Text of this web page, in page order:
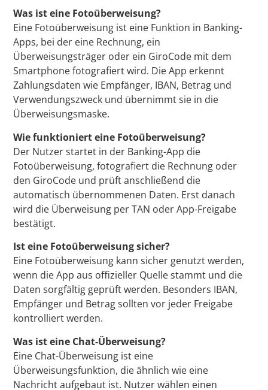
Was ist eine Fotoüberweisung?
Eine Fotoüberweisung ist eine Funktion in Banking-
Apps, bei der eine Rechnung, ein
Überweisungsträger oder ein GiroCode mit dem
Smartphone fotografiert wird. Die App erkennt
Zahlungsdaten wie Empfänger, IBAN, Betrag und
Verwendungszweck und übernimmt sie in die
Überweisungsmaske.
Wie funktioniert eine Fotoüberweisung?
Der Nutzer startet in der Banking-App die
Fotoüberweisung, fotografiert die Rechnung oder
den GiroCode und prüft anschließend die
automatisch übernommenen Daten. Erst danach
wird die Überweisung per TAN oder App-Freigabe
bestätigt.
Ist eine Fotoüberweisung sicher?
Eine Fotoüberweisung kann sicher genutzt werden,
wenn die App aus offizieller Quelle stammt und die
Daten sorgfältig geprüft werden. Besonders IBAN,
Empfänger und Betrag sollten vor jeder Freigabe
kontrolliert werden.
Was ist eine Chat-Überweisung?
Eine Chat-Überweisung ist eine
Überweisungsfunktion, die ähnlich wie eine
Nachricht aufgebaut ist. Nutzer wählen einen